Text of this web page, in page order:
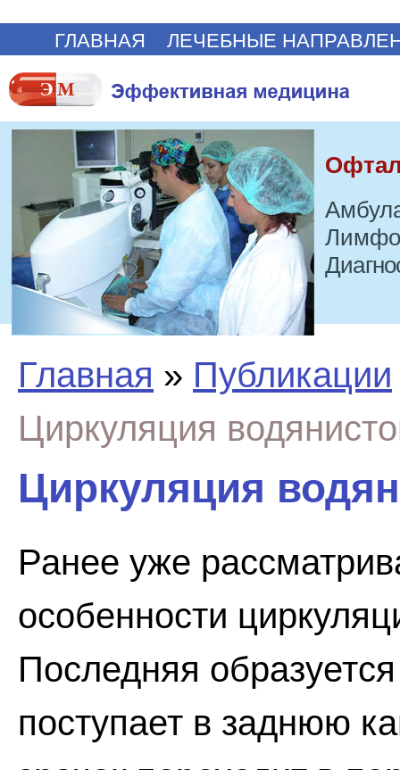
ГЛАВНАЯ ЛЕЧЕБНЫЕ
Главная » Публикации
Циркуляция
Циркуляция
Ранее уже
особенности
Последняя
поступает в заднюю